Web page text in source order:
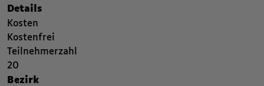
Details
Kosten
Kostenfrei
Teilnehmerzahl
20
,Bezirk,